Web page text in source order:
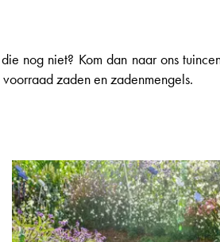
nog niet? Kom dan naar ons
zaden en zadenmengels.